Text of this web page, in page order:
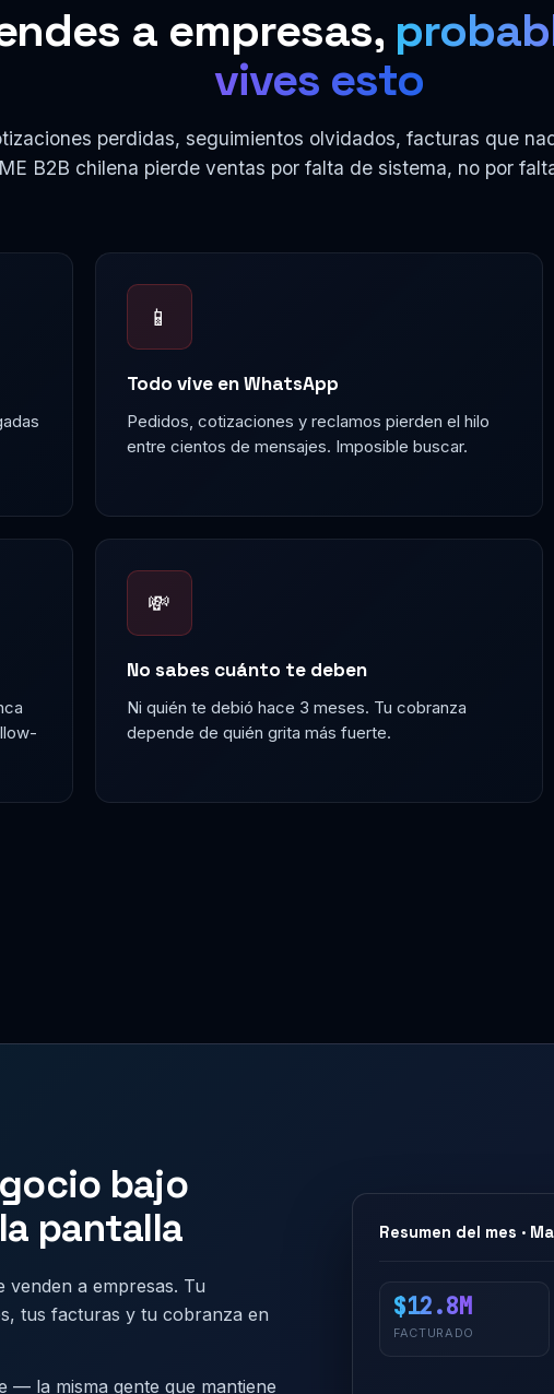
a empresas,
vives esto
perdidas, seguimientos olvidados, facturas que
B2B chilena pierde ventas por falta de sistema, no por
📱
Todo vive en WhatsApp
Pedidos, cotizaciones y reclamos pierden el hilo
entre cientos de mensajes. Imposible buscar.
💸
No sabes cuánto te deben
Ni quién te debió hace 3 meses. Tu cobranza
depende de quién grita más fuerte.
bajo
pantalla
venden a empresas. Tu
tus facturas y tu cobranza en
— la misma gente que mantiene
Resumen del mes ·
$12.8M
FACTURADO